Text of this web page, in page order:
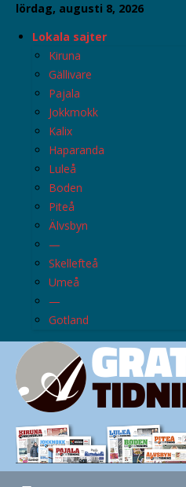
lördag, augusti 8, 2026
Lokala sajter
Kiruna
Gällivare
Pajala
Jokkmokk
Kalix
Haparanda
Luleå
Boden
Piteå
Älvsbyn
—
Skellefteå
Umeå
—
Gotland